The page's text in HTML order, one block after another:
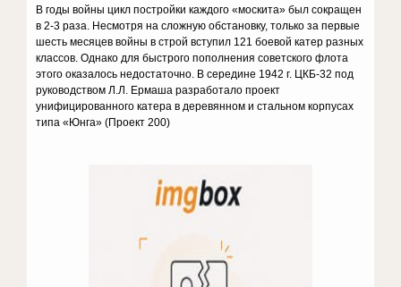
В годы войны цикл постройки каждого «москита» был сокращен
в 2-3 раза. Несмотря на сложную обстановку, только за первые
шесть месяцев войны в строй вступил 121 боевой катер разных
классов. Однако для быстрого пополнения советского флота
этого оказалось недостаточно. В середине 1942 г. ЦКБ-32 под
руководством Л.Л. Ермаша разработало проект
унифицированного катера в деревянном и стальном корпусах
типа «Юнга» (Проект 200)